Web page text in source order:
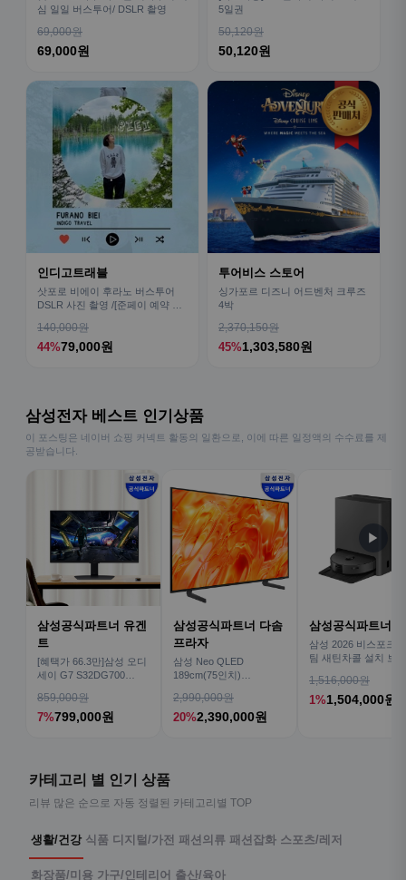
심 일일 버스투어/ DSLR 촬영
69,000원
69,000원
5일권
50,120원
50,120원
인디고트래블
삿포로 비에이 후라노 버스투어
DSLR 사진 촬영 /[준페이 예약 식
140,000원
44%79,000원
투어비스 스토어
싱가포르 디즈니 어드벤처 크루즈
4박
2,370,150원
45%1,303,580원
삼성전자 베스트 인기상품
이 포스팅은 네이버 쇼핑 커넥트 활동의 일환으로, 이에 따른 일정액의 수수료를 제
공받습니다.
삼성공식파트너 유겐
트
[혜택가 66.3만]삼성 오디
세이 G7 S32DG700
859,000원
7%799,000원
삼성공식파트너 다솜
프라자
삼성 Neo QLED
189cm(75인치)
TV
2,990,000원
20%2,390,000원
삼성공식파트너
삼성 2026 비스포크
팀 새틴차콜 설치 보
1,516,000원
1%1,504,000원
▶
카테고리 별 인기 상품
리뷰 많은 순으로 자동 정렬된 카테고리별 TOP
생활/건강 식품 디지털/가전 패션의류 패션잡화 스포츠/레저
화장품/미용 가구/인테리어 출산/육아